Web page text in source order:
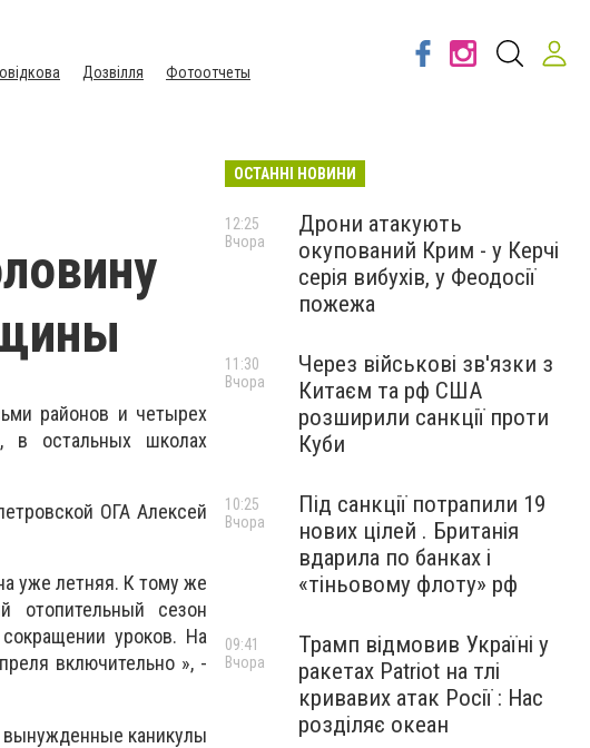
Дозвілля Фотоотчеты
районов и четырех
в остальных школах
ОГА Алексей
уже летняя. К тому же
отопительный сезон
уроков. На
включительно », -
вынужденные каникулы
ОСТАННІ НОВИНИ
Дрони атакують
окупований Крим - у Керчі
серія вибухів, у Феодосії
пожежа
12:25
Вчора
Через військові зв'язки з
Китаєм та рф США
розширили санкції проти
Куби
11:30
Вчора
Під санкції потрапили 19
нових цілей . Британія
вдарила по банках і
«тіньовому флоту» рф
10:25
Вчора
Трамп відмовив Україні у
ракетах Patriot на тлі
кривавих атак Росії : Нас
розділяє океан
09:41
Вчора